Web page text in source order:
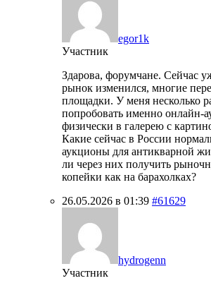
egor1k
Участник
Здарова, форумчане. Сейчас
рынок изменился, многие
площадки. У меня несколько
попробовать именно онлайн-
физически в галерею с
Какие сейчас в России
аукционы для антикварной
ли через них получить
копейки как на барахолках?
26.05.2026 в 01:39 #61629
hydrogenn
Участник